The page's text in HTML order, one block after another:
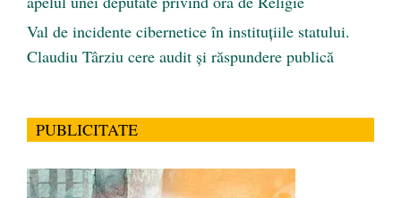
Val de incidente cibernetice în instituțiile statului.
Claudiu Târziu cere audit și răspundere publică
PUBLICITATE